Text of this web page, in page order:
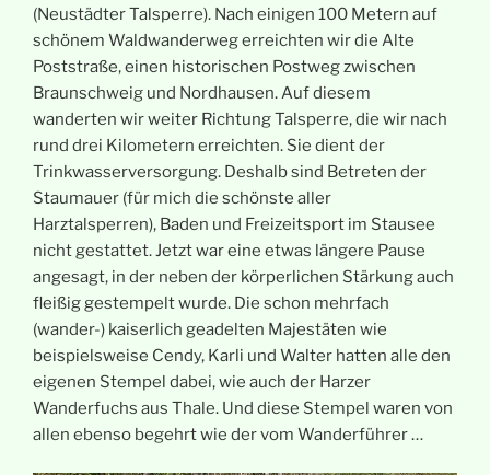
(Neustädter Talsperre). Nach einigen 100 Metern auf
schönem Waldwanderweg erreichten wir die Alte
Poststraße, einen historischen Postweg zwischen
Braunschweig und Nordhausen. Auf diesem
wanderten wir weiter Richtung Talsperre, die wir nach
rund drei Kilometern erreichten. Sie dient der
Trinkwasserversorgung. Deshalb sind Betreten der
Staumauer (für mich die schönste aller
Harztalsperren), Baden und Freizeitsport im Stausee
nicht gestattet. Jetzt war eine etwas längere Pause
angesagt, in der neben der körperlichen Stärkung auch
fleißig gestempelt wurde. Die schon mehrfach
(wander-) kaiserlich geadelten Majestäten wie
beispielsweise Cendy, Karli und Walter hatten alle den
eigenen Stempel dabei, wie auch der Harzer
Wanderfuchs aus Thale. Und diese Stempel waren von
allen ebenso begehrt wie der vom Wanderführer …